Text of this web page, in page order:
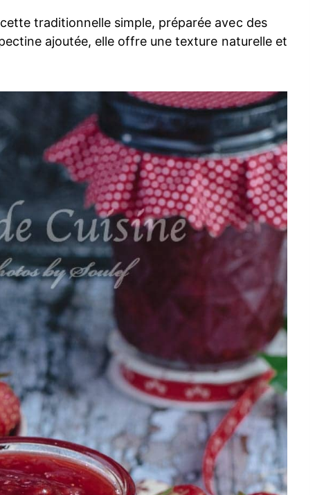
traditionnelle simple, préparée avec des
ajoutée, elle offre une texture naturelle et